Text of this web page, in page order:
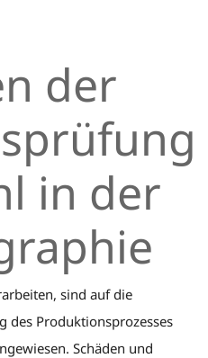
der
in der
sind auf die
des Produktionsprozesses
Schäden und